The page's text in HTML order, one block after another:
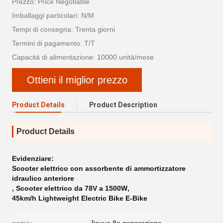
Imballaggi particolari: N/M
Tempi di consegna: Trenta giorni
Termini di pagamento: T/T
Capacità di alimentazione: 10000 unità/mese
Ottieni il miglior prezzo
Product Details Product Description
Product Details
Evidenziare:
Scooter elettrico con assorbente di ammortizzatore
idraulico anteriore
, Scooter elettrico da 78V a 1500W,
45km/h Lightweight Electric Bike E-Bike